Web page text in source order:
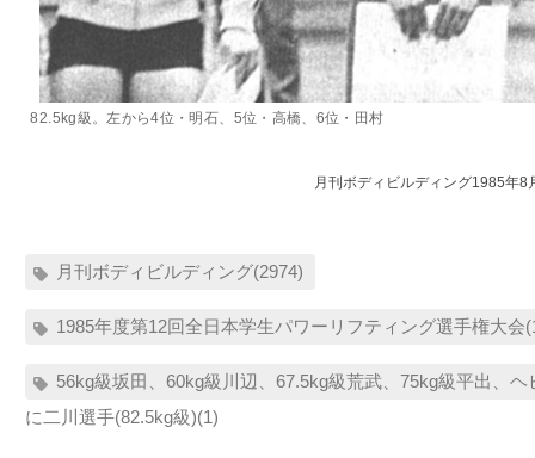
82.5kg級。左から4位・明石、5位・高橋、6位・田村
月刊ボディビルディング1985年8
月刊ボディビルディング(2974)
1985年度第12回全日本学生パワーリフティング選手権大会
56kg級坂田、60kg級川辺、67.5kg級荒武、75kg級平出、
に二川選手(82.5kg級)(1)